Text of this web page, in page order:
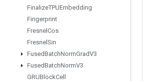
FinalizeTPUEmbedding
Fingerprint
Fresnel Cos
Fresnel Sin
FusedBatchNormGradV3
FusedBatchNormV3
GRUBlockCell